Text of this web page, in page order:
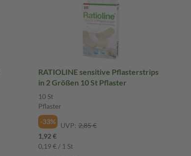
RATIOLINE sensitive Pflasterstrips
in 2 Größen 10 St Pflaster
10 St
Pflaster
-33%
UVP: 2,85 €
1,92 €
0,19 € / 1 St